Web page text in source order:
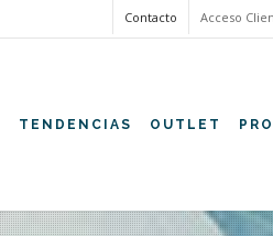
Contacto Acceso
TENDENCIAS OUTLET